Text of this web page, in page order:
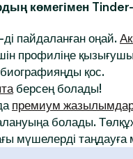
көмегімен
пайдаланған оңай.
профиліңе
биографияңды қос.
берсең болады!
премиум
болады.
мүшелерді таңдауға